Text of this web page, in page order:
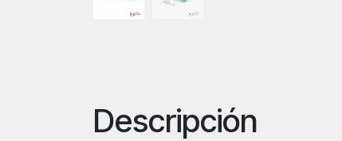
Descripción